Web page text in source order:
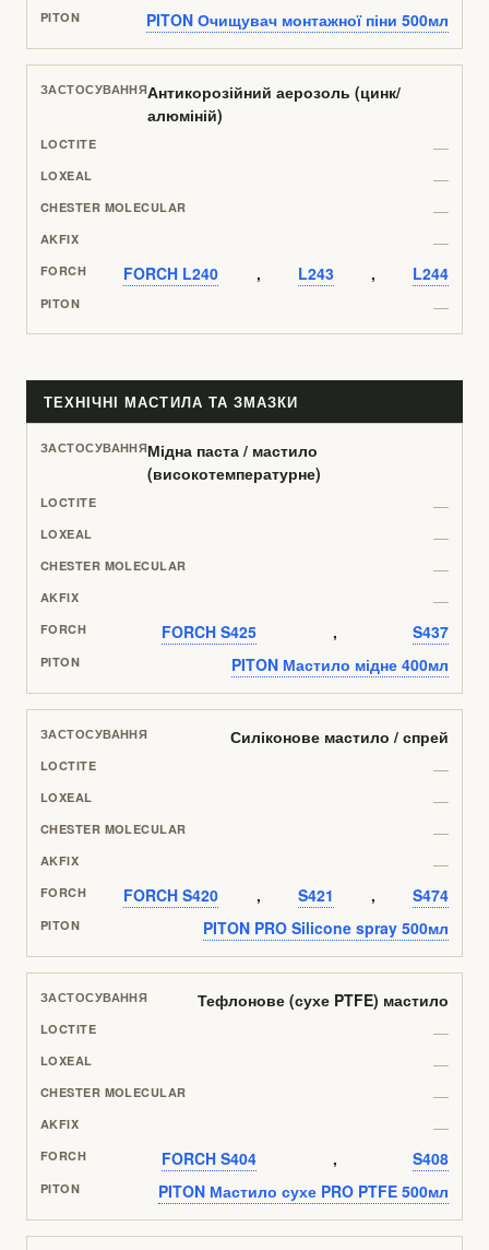
PITON Очищувач монтажної піни 500мл
Антикорозійний аерозоль (цинк/
алюміній)
—
—
—
—
FORCH L240
, L243 ,
L244
—
ТЕХНІЧНІ МАСТИЛА ТА ЗМАЗКИ
Мідна паста / мастило
(високотемпературне)
—
—
—
—
FORCH S425
,
S437
PITON Мастило мідне 400мл
Силіконове мастило / спрей
—
—
—
—
FORCH S420
, S421 ,
S474
PITON PRO Silicone spray 500мл
Тефлонове (сухе PTFE) мастило
—
—
—
—
FORCH S404
,
S408
PITON Мастило сухе PRO PTFE 500мл